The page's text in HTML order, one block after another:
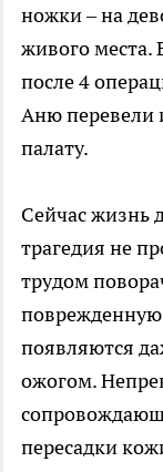
ножки – на
живого места.
после 4
Аню перевели
палату.
Сейчас жизнь
трагедия не
трудом
появляются
ожогом.
пересадки